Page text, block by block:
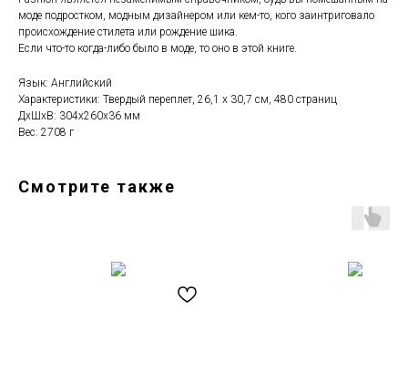
моде подростком, модным дизайнером или кем-то, кого заинтриговало
происхождение стилета или рождение шика.
Если что-то когда-либо было в моде, то оно в этой книге.
Язык: Английский
Характеристики: Твердый переплет, 26,1 х 30,7 см, 480 страниц
ДxШxВ: 304x260x36 мм
Вес: 2708 г
Смотрите также